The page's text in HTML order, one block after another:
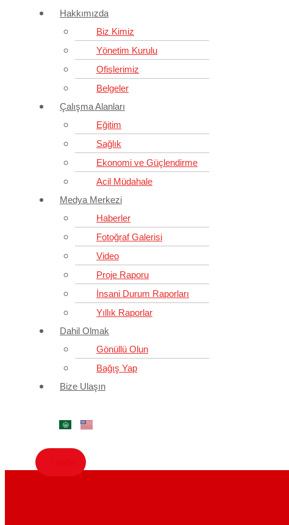
Hakkımızda
Biz Kimiz
Yönetim Kurulu
Ofislerimiz
Belgeler
Çalışma Alanları
Eğitim
Sağlık
Ekonomi ve Güçlendirme
Acil Müdahale
Medya Merkezi
Haberler
Fotoğraf Galerisi
Video
Proje Raporu
İnsani Durum Raporları
Yıllık Raporlar
Dahil Olmak
Gönüllü Olun
Bağış Yap
Bize Ulaşın